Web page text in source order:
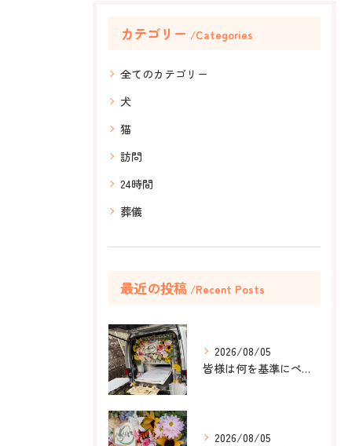
カテゴリー Categories
全てのカテゴリー
犬
猫
訪問
24時間
葬儀
最近の投稿 Recent Posts
2026/08/05
皆様は何を基準にペット葬儀社を選びますか？
2026/08/05